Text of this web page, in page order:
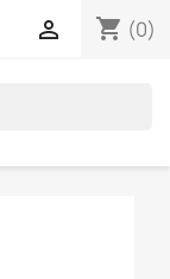
shopping_cart (0)
